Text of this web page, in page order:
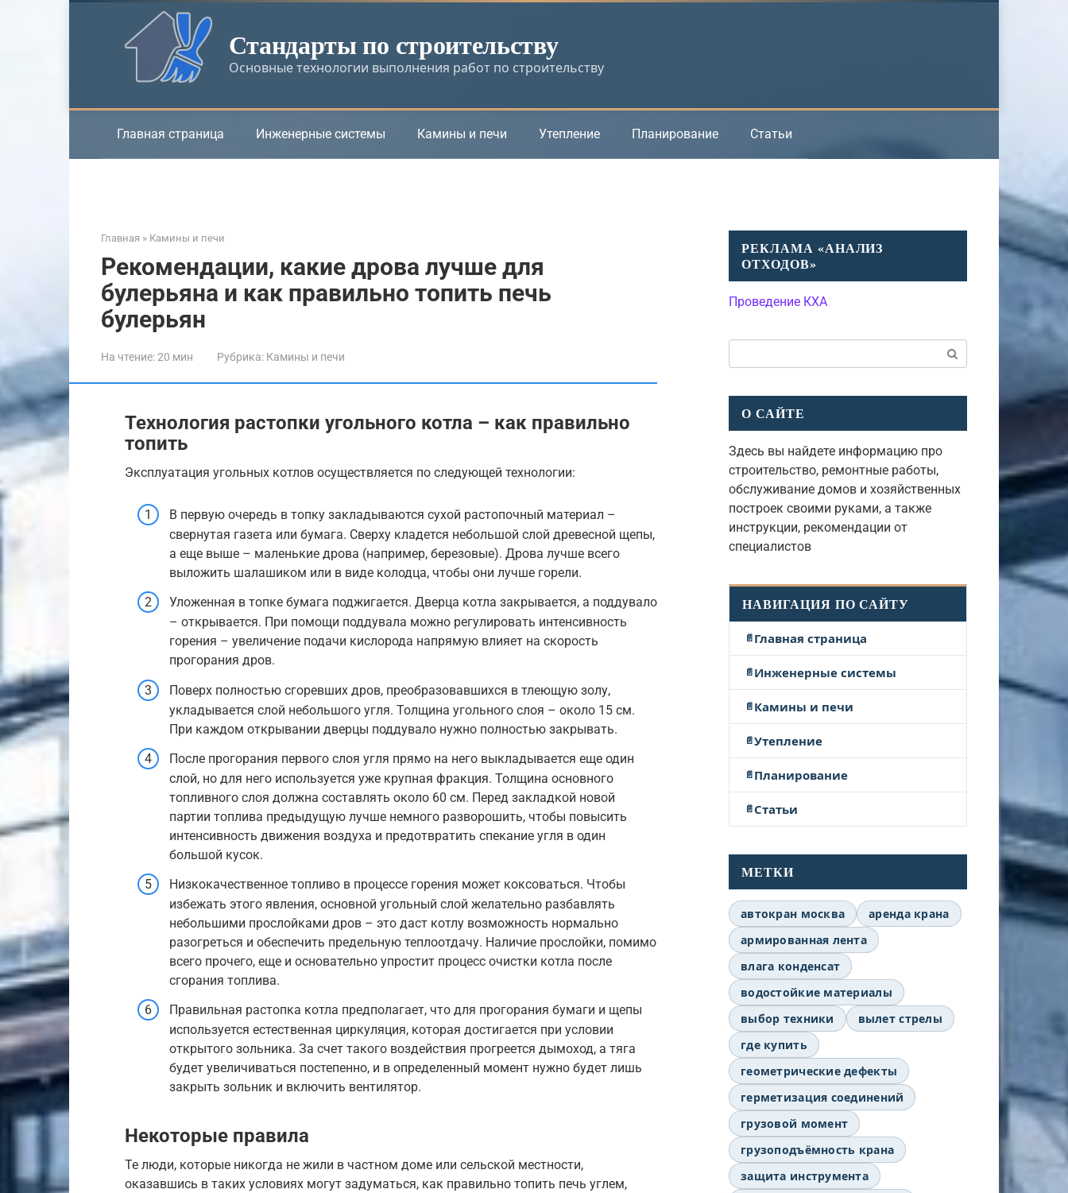
Стандарты по строительству
Основные технологии выполнения работ по строительству
Главная страница Инженерные системы Камины и печи Утепление Планирование Статьи
Главная » Камины и печи
Рекомендации, какие дрова лучше для
булерьяна и как правильно топить печь
булерьян
На чтение:20 мин Рубрика: Камины и печи
Технология растопки угольного котла – как правильно
топить
Эксплуатация угольных котлов осуществляется по следующей технологии:
В первую очередь в топку закладываются сухой растопочный материал –
свернутая газета или бумага. Сверху кладется небольшой слой древесной щепы,
а еще выше – маленькие дрова (например, березовые). Дрова лучше всего
выложить шалашиком или в виде колодца, чтобы они лучше горели.
Уложенная в топке бумага поджигается. Дверца котла закрывается, а поддувало
– открывается. При помощи поддувала можно регулировать интенсивность
горения – увеличение подачи кислорода напрямую влияет на скорость
прогорания дров.
Поверх полностью сгоревших дров, преобразовавшихся в тлеющую золу,
укладывается слой небольшого угля. Толщина угольного слоя – около 15 см.
При каждом открывании дверцы поддувало нужно полностью закрывать.
После прогорания первого слоя угля прямо на него выкладывается еще один
слой, но для него используется уже крупная фракция. Толщина основного
топливного слоя должна составлять около 60 см. Перед закладкой новой
партии топлива предыдущую лучше немного разворошить, чтобы повысить
интенсивность движения воздуха и предотвратить спекание угля в один
большой кусок.
Низкокачественное топливо в процессе горения может коксоваться. Чтобы
избежать этого явления, основной угольный слой желательно разбавлять
небольшими прослойками дров – это даст котлу возможность нормально
разогреться и обеспечить предельную теплоотдачу. Наличие прослойки, помимо
всего прочего, еще и основательно упростит процесс очистки котла после
сгорания топлива.
Правильная растопка котла предполагает, что для прогорания бумаги и щепы
используется естественная циркуляция, которая достигается при условии
открытого зольника. За счет такого воздействия прогреется дымоход, а тяга
будет увеличиваться постепенно, и в определенный момент нужно будет лишь
закрыть зольник и включить вентилятор.
Некоторые правила
Те люди, которые никогда не жили в частном доме или сельской местности,
оказавшись в таких условиях могут задуматься, как правильно топить печь углем,
РЕКЛАМА «АНАЛИЗ
ОТХОДОВ»
Проведение КХА
О САЙТЕ
Здесь вы найдете информацию про
строительство, ремонтные работы,
обслуживание домов и хозяйственных
построек своими руками, а также
инструкции, рекомендации от
специалистов
НАВИГАЦИЯ ПО САЙТУ
Главная страница
Инженерные системы
Камины и печи
Утепление
Планирование
Статьи
МЕТКИ
автокран москва
аренда крана
армированная лента
влага конденсат
водостойкие материалы
выбор техники
вылет стрелы
где купить
геометрические дефекты
герметизация соединений
грузовой момент
грузоподъёмность крана
защита инструмента